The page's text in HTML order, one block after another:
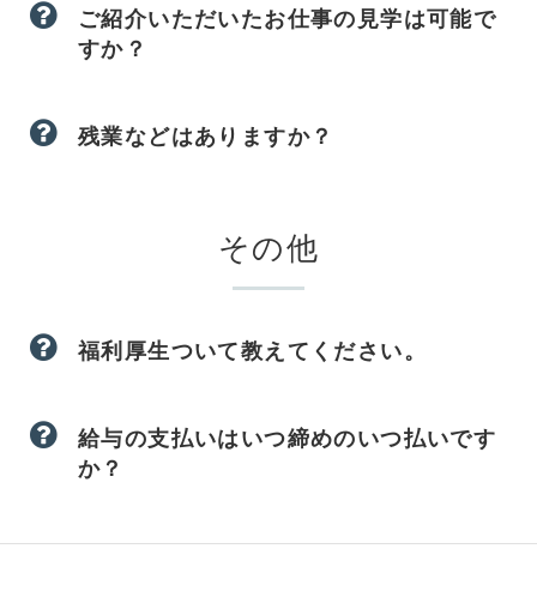
ご紹介いただいたお仕事の見学は可能で
すか？
残業などはありますか？
その他
福利厚生ついて教えてください。
給与の支払いはいつ締めのいつ払いです
か？